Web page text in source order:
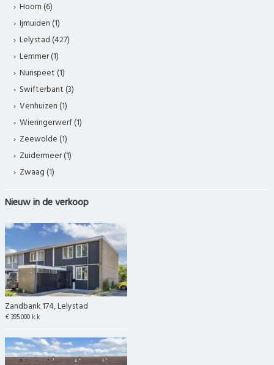
Hoorn (6)
Ijmuiden (1)
Lelystad (427)
Lemmer (1)
Nunspeet (1)
Swifterbant (3)
Venhuizen (1)
Wieringerwerf (1)
Zeewolde (1)
Zuidermeer (1)
Zwaag (1)
Nieuw in de verkoop
Zandbank 174, Lelystad
€ 395.000 k.k